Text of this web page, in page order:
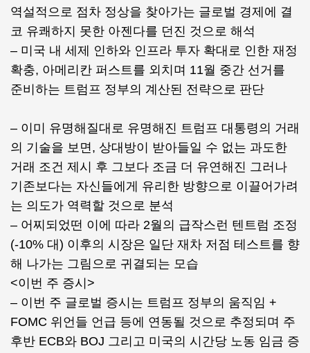
역설적으로 점차 정상을 찾아가는 글로벌 경제에 결
코 유쾌하지 못한 아젠다를 던진 것으로 해석
– 미국 내 세제 인하와 인프라 투자 확대로 인한 재정
확충, 아메리칸 퍼스트를 외치며 11월 중간 선거를
준비하는 트럼프 정부의 계산된 전략으로 판단
– 이미 유명해질대로 유명해진 트럼프 대통령의 거래
의 기술을 보면, 상대방이 받아들일 수 없는 과도한
거래 조건 제시 후 그보다 조금 더 유연해진 그러나
기존보다는 자신들에게 유리한 방향으로 이끌어가려
는 의도가 역력할 것으로 분석
– 어찌되었떤 이에 따라 2월의 급작스런 텐트럼 조정
(-10% 대) 이후의 시장은 일단 재차 저점 테스트를 향
해 나가는 그림으로 귀결되는 모습
<이번 주 증시>
– 이번 주 글로벌 증시는 트럼프 정부의 움직임 +
FOMC 위언들 언급 등에 연동될 것으로 추정되며 주
후반 ECB와 BOJ 그리고 미국의 시간당 노동 임금 증